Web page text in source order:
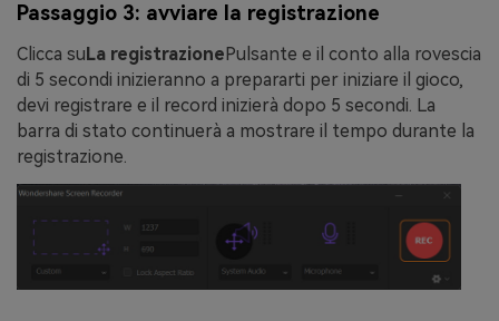
Passaggio 3: avviare la registrazione
Clicca suLa registrazionePulsante e il conto alla rovescia
di 5 secondi inizieranno a prepararti per iniziare il gioco,
devi registrare e il record inizierà dopo 5 secondi. La
barra di stato continuerà a mostrare il tempo durante la
registrazione.